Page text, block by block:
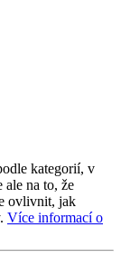
kategorií, v
ale na to, že
ovlivnit, jak
Více informací o